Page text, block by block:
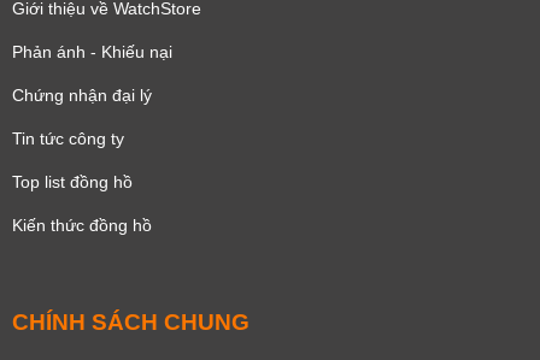
Giới thiệu về WatchStore
Phản ánh - Khiếu nại
Chứng nhận đại lý
Tin tức công ty
Top list đồng hồ
Kiến thức đồng hồ
CHÍNH SÁCH CHUNG